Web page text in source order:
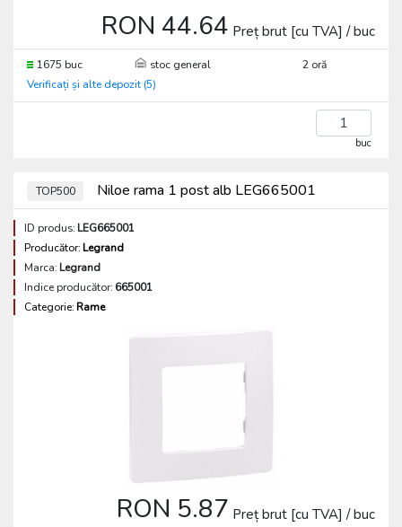
RON 44.64 Preț brut [cu TVA] / buc
1675 buc stoc general
2 oră
Verificați și alte depozit (5)
buc
TOP500 Niloe rama 1 post alb LEG665001
ID produs:LEG665001
Producător:Legrand
Marca:Legrand
Indice producător: 665001
Categorie:Rame
RON 5.87 Preț brut [cu TVA] / buc